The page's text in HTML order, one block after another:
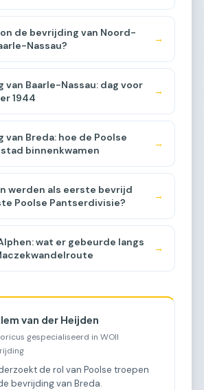
de bevrijding van Noord-
Nassau?
→
van Baarle-Nassau: dag voor
1944
→
van Breda: hoe de Poolse
binnenkwamen
→
werden als eerste bevrijd
Poolse Pantserdivisie?
→
wat er gebeurde langs
→
van der Heijden
gespecialiseerd in WOII
de rol van Poolse troepen
bevrijding van Breda.